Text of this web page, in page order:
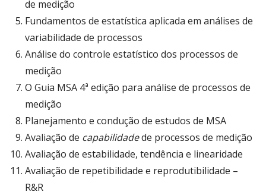
de medição
Fundamentos de estatística aplicada em análises de
variabilidade de processos
Análise do controle estatístico dos processos de
medição
O Guia MSA 4ª edição para análise de processos de
medição
Planejamento e condução de estudos de MSA
Avaliação de capabilidadede processos de medição
Avaliação de estabilidade, tendência e linearidade
Avaliação de repetibilidade e reprodutibilidade –
R&R